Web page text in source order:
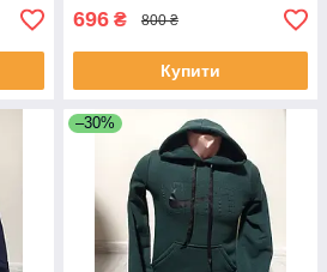
696 ₴ 800 ₴
Купити
–30%